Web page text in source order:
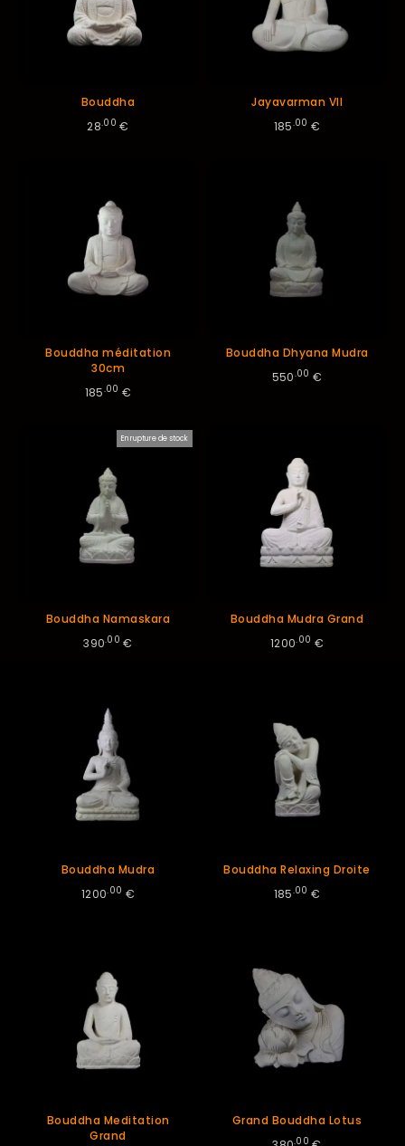
Bouddha
28.00 €
Jayavarman VII
185.00 €
Bouddha méditation
30cm
185.00 €
Bouddha Dhyana Mudra
550.00 €
En rupture de stock
Bouddha Namaskara
390.00 €
Bouddha Mudra Grand
1200.00 €
Bouddha Mudra
1200.00 €
Bouddha Relaxing Droite
185.00 €
Bouddha Meditation
Grand
Grand Bouddha Lotus
.00